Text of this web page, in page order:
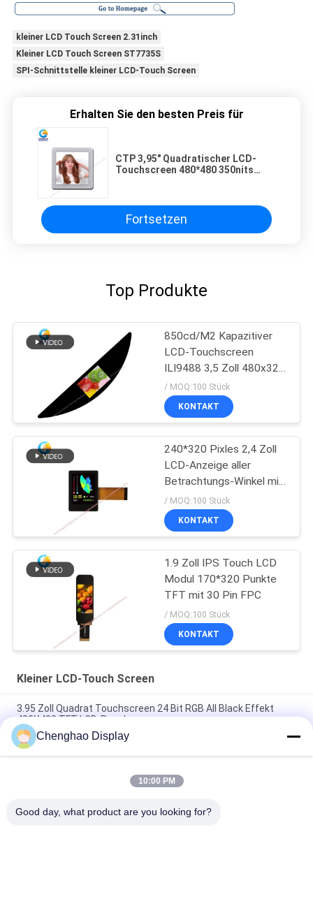
kleiner LCD Touch Screen 2.31inch
Kleiner LCD Touch Screen ST7735S
SPI-Schnittstelle kleiner LCD-Touch Screen
Erhalten Sie den besten Preis für
CTP 3,95" Quadratischer LCD-
Touchscreen 480*480 350nits
Fortsetzen
Top Produkte
850cd/M2 Kapazitiver
LCD-Touchscreen
ILI9488 3,5 Zoll 480x320
Punkte
/ MOQ:100 Stück
KONTAKT
240*320 Pixles 2,4 Zoll
LCD-Anzeige aller
Betrachtungs-Winkel mit
I2C TP
/ MOQ:100 Stück
KONTAKT
1.9 Zoll IPS Touch LCD
Modul 170*320 Punkte
TFT mit 30 Pin FPC
/ MOQ:100 Stück
KONTAKT
Kleiner LCD-Touch Screen
3.95 Zoll Quadrat Touchscreen 24 Bit RGB All Black Effekt
480X480 TFT LCD-Panel
3 Zoll Farb-Touchscreen-Display 800x268 Pixel 25 Pins IPS Tft
LCD-Modul
5.5 Zoll Kleiner LCD-Touchscreen 1080*1920 Pixel 31 Pins
Chenghao Display
10:00 PM
Good day, what product are you looking for?